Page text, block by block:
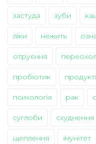
застуда зуби
ліки нежить
отруєння
пробіотик
психологія рак
суглоби схуднення
щеплення імунітет